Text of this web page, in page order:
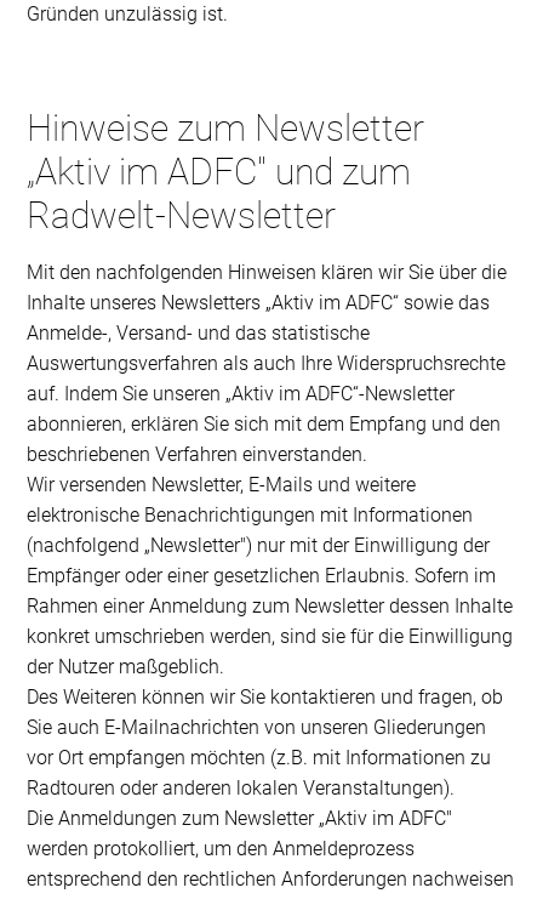
Gründen unzulässig ist.
Hinweise zum Newsletter
„Aktiv im ADFC" und zum
Radwelt-Newsletter
Mit den nachfolgenden Hinweisen klären wir Sie über die
Inhalte unseres Newsletters „Aktiv im ADFC“ sowie das
Anmelde-, Versand- und das statistische
Auswertungsverfahren als auch Ihre Widerspruchsrechte
auf. Indem Sie unseren „Aktiv im ADFC“-Newsletter
abonnieren, erklären Sie sich mit dem Empfang und den
beschriebenen Verfahren einverstanden.
Wir versenden Newsletter, E-Mails und weitere
elektronische Benachrichtigungen mit Informationen
(nachfolgend „Newsletter") nur mit der Einwilligung der
Empfänger oder einer gesetzlichen Erlaubnis. Sofern im
Rahmen einer Anmeldung zum Newsletter dessen Inhalte
konkret umschrieben werden, sind sie für die Einwilligung
der Nutzer maßgeblich.
Des Weiteren können wir Sie kontaktieren und fragen, ob
Sie auch E-Mailnachrichten von unseren Gliederungen
vor Ort empfangen möchten (z.B. mit Informationen zu
Radtouren oder anderen lokalen Veranstaltungen).
Die Anmeldungen zum Newsletter „Aktiv im ADFC"
werden protokolliert, um den Anmeldeprozess
entsprechend den rechtlichen Anforderungen nachweisen